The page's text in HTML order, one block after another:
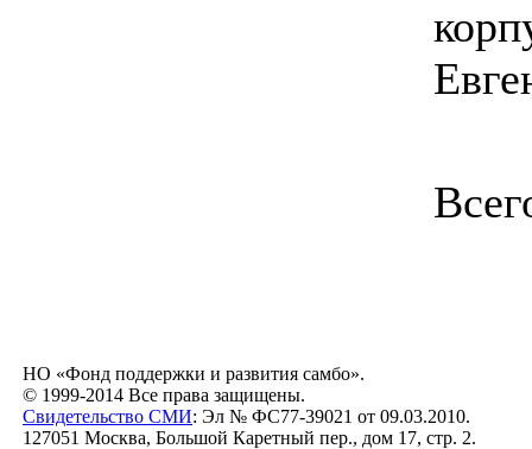
НО «Фонд поддержки и развития самбо».
© 1999-2014 Все права защищены.
Свидетельство СМИ: Эл № ФС77-39021 от 09.03.2010.
127051 Москва, Большой Каретный пер., дом 17, стр. 2.